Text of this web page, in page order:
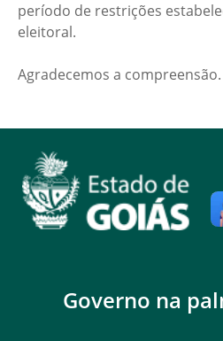
período de restrições
eleitoral.
Agradecemos a compreensão.
Governo na